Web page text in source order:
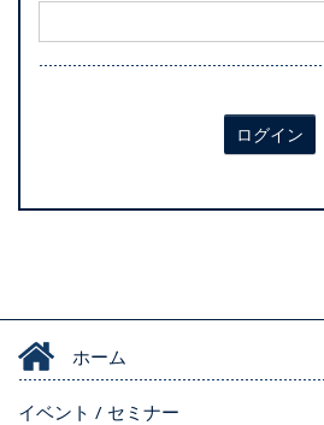
ログイン
ホーム
イベント / セミナー